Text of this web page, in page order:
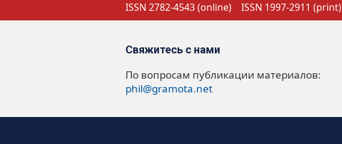
ISSN 2782-4543 (online) ISSN 1997-2911 (print)
Свяжитесь с нами
По вопросам публикации материалов:
phil@gramota.net